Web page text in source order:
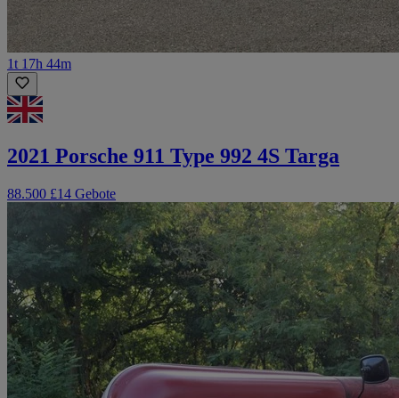
1t 17h 44m
2021 Porsche 911 Type 992 4S Targa
88.500 £14 Gebote